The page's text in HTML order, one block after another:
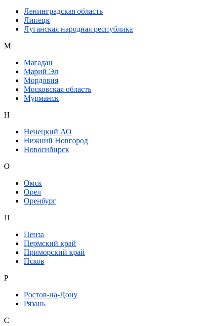
Ленинградская область
Липецк
Луганская народная республика
М
Магадан
Марий Эл
Мордовия
Московская область
Мурманск
Н
Ненецкий АО
Нижний Новгород
Новосибирск
О
Омск
Орел
Оренбург
П
Пенза
Пермский край
Приморский край
Псков
Р
Ростов-на-Дону
Рязань
С